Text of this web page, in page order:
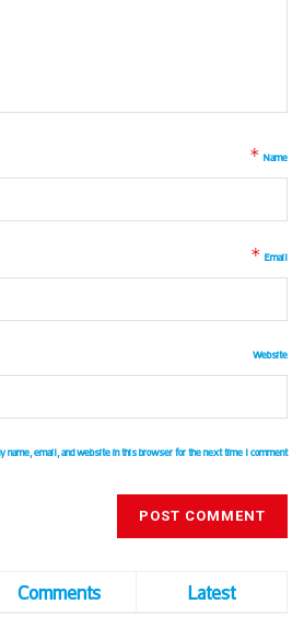
Name
*
Email
*
Website
name, email, and website in this browser for the next time I comment.
Comments Latest